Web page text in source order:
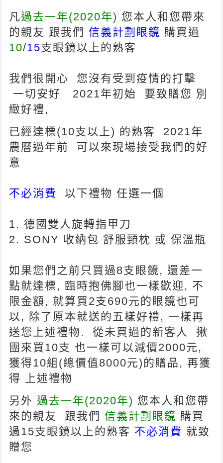
凡過去一年(2020年) 您本人和您帶來
的親友 跟我們信義計劃眼鏡 購買過
10/15支眼鏡以上的熟客
我們很開心 您沒有受到疫情的打擊
一切安好 2021年初始 要致贈您 別
緻好禮,
已經達標(10支以上) 的熟客 2021年
農曆過年前 可以來現場接受我們的好
意
不必消費 以下禮物 任選一個
1. 德國雙人旋轉指甲刀
2. SONY 收納包 舒服頸枕 或 保溫瓶
如果您們之前只買過8支眼鏡, 還差一
點就達標, 臨時抱佛腳也一樣歡迎, 不
限金額, 就算買2支690元的眼鏡也可
以, 除了原本就送的五樣好禮, 一樣再
送您上述禮物. 從未買過的新客人 揪
團來買10支 也一樣可以減價2000元,
獲得10組(總價值8000元)的贈品, 再獲
得 上述禮物
另外 過去一年(2020年) 您本人和您帶
來的親友 跟我們信義計劃眼鏡 購買
過15支眼鏡以上的熟客 不必消費 就致
贈您